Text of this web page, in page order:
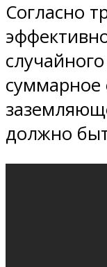
Согласно
суммарное
должно